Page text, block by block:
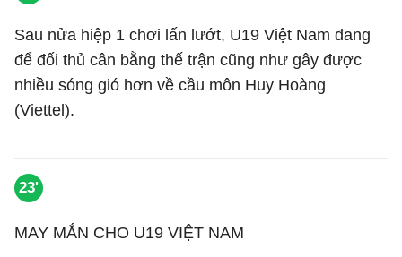
Sau nửa hiệp 1 chơi lấn lướt, U19 Việt Nam đang
để đối thủ cân bằng thế trận cũng như gây được
nhiều sóng gió hơn về cầu môn Huy Hoàng
(Viettel).
23'
MAY MẮN CHO U19 VIỆT NAM